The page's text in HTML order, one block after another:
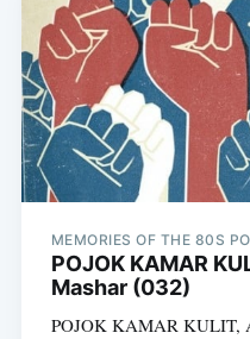
MEMORIES OF THE 80S
POJOK KAMAR
Mashar (032)
POJOK KAMAR KULIT,